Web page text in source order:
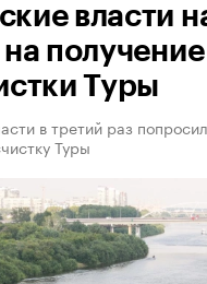
власти
на
Туры
в третий раз
Туры